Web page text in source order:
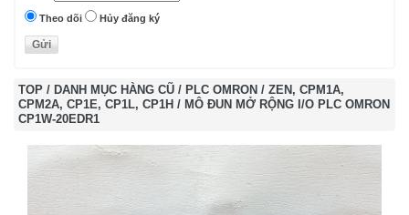
Theo dõi Hủy đăng ký
TOP / DANH MỤC HÀNG CŨ / PLC OMRON / ZEN, CPM1A,
CPM2A, CP1E, CP1L, CP1H / MÔ ĐUN MỞ RỘNG I/O PLC OMRON
CP1W-20EDR1